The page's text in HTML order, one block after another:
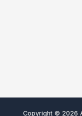
Copyright © 2026